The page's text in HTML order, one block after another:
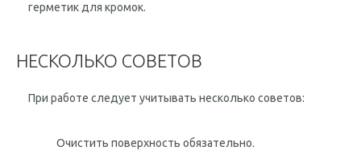
герметик для кромок.
НЕСКОЛЬКО СОВЕТОВ
При работе следует учитывать несколько советов:
Очистить поверхность обязательно.